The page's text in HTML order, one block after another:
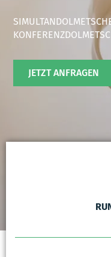
JETZT ANFRAGEN